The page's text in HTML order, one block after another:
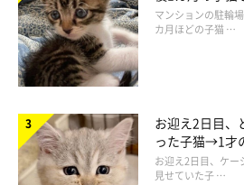
でツンデレな
マンションの駐輪
カ月ほどの子猫 …
お迎え2日目、
った子猫→1才
ドになるコに
お迎え2日目、ケー
見せていた子 …